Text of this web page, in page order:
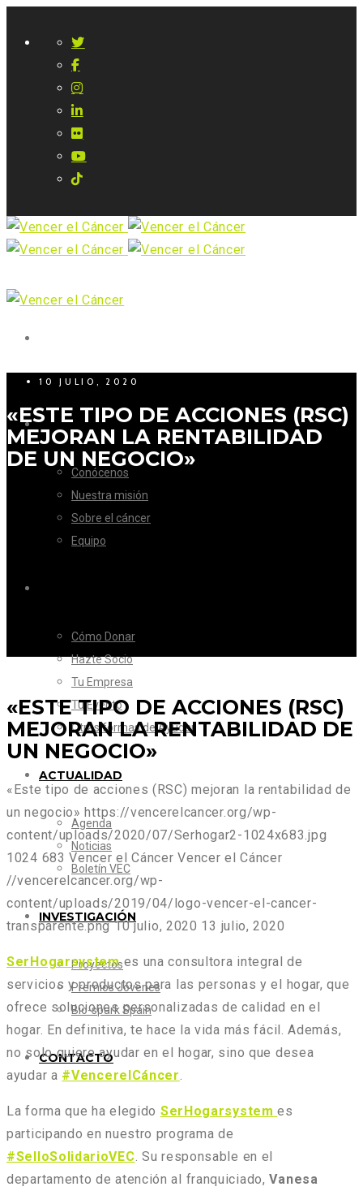
LA FUNDACIÓN
Conócenos
Nuestra misión
Sobre el cáncer
Equipo
Cómo Donar
Hazte Socio
Tu Empresa
Tu Evento
Otras formas de Ayudar
ACTUALIDAD
Agenda
Noticias
Boletín VEC
INVESTIGACIÓN
Proyectos
Premios Jóvenes
Bio-spark Spain
CONTACTO
10 JULIO, 2020
«ESTE TIPO DE ACCIONES (RSC)
MEJORAN LA RENTABILIDAD
DE UN NEGOCIO»
«ESTE TIPO DE ACCIONES (RSC)
MEJORAN LA RENTABILIDAD DE
UN NEGOCIO»
«Este tipo de acciones (RSC) mejoran la rentabilidad de
un negocio» https://vencerelcancer.org/wp-
content/uploads/2020/07/Serhogar2-1024x683.jpg
1024 683 Vencer el Cáncer Vencer el Cáncer
//vencerelcancer.org/wp-
content/uploads/2019/04/logo-vencer-el-cancer-
transparente.png 10 julio, 2020 13 julio, 2020
SerHogarsystemes una consultora integral de
servicios y productos para las personas y el hogar, que
ofrece soluciones personalizadas de calidad en el
hogar. En definitiva, te hace la vida más fácil. Además,
no solo quiere ayudar en el hogar, sino que desea
ayudar a #VencerelCáncer.
La forma que ha elegido SerHogarsystemes
participando en nuestro programa de
#SelloSolidarioVEC. Su responsable en el
departamento de atención al franquiciado, Vanesa